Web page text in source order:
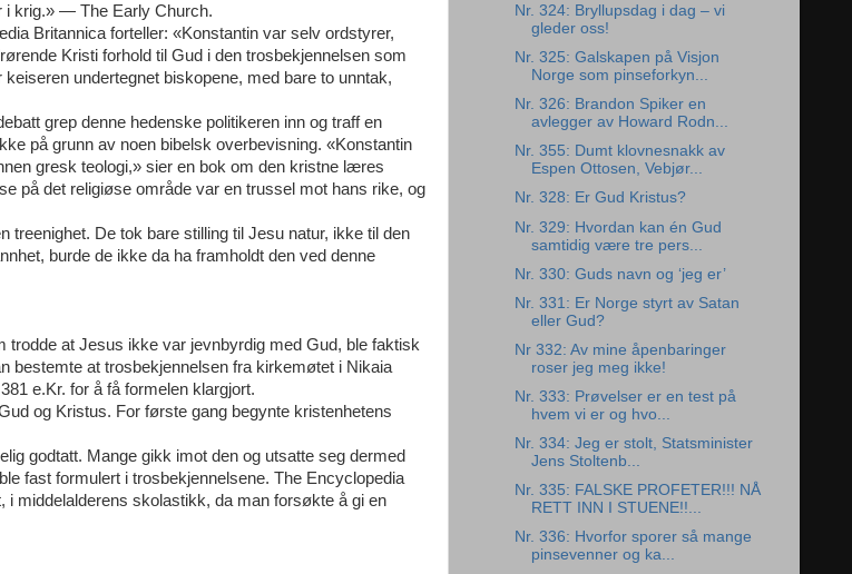
i krig.» — The Early Church.
Britannica forteller: «Konstantin var selv ordstyrer,
Kristi forhold til Gud i den trosbekjennelsen som
undertegnet biskopene, med bare to unntak,
grep denne hedenske politikeren inn og traff en
på grunn av noen bibelsk overbevisning. «Konstantin
gresk teologi,» sier en bok om den kristne læres
på det religiøse område var en trussel mot hans rike, og
De tok bare stilling til Jesu natur, ikke til den
burde de ikke da ha framholdt den ved denne
trodde at Jesus ikke var jevnbyrdig med Gud, ble faktisk
bestemte at trosbekjennelsen fra kirkemøtet i Nikaia
e.Kr. for å få formelen klargjort.
og Kristus. For første gang begynte kristenhetens
godtatt. Mange gikk imot den og utsatte seg dermed
fast formulert i trosbekjennelsene. The Encyclopedia
middelalderens skolastikk, da man forsøkte å gi en
Nr. 324: Bryllupsdag i dag – vi
gleder oss!
Nr. 325: Galskapen på Visjon
Norge som pinseforkyn...
Nr. 326: Brandon Spiker en
avlegger av Howard Rodn...
Nr. 355: Dumt klovnesnakk av
Espen Ottosen, Vebjør...
Nr. 328: Er Gud Kristus?
Nr. 329: Hvordan kan én Gud
samtidig være tre pers...
Nr. 330: Guds navn og ‘jeg er’
Nr. 331: Er Norge styrt av Satan
eller Gud?
Nr 332: Av mine åpenbaringer
roser jeg meg ikke!
Nr. 333: Prøvelser er en test på
hvem vi er og hvo...
Nr. 334: Jeg er stolt, Statsminister
Jens Stoltenb...
Nr. 335: FALSKE PROFETER!!! NÅ
RETT INN I STUENE!!...
Nr. 336: Hvorfor sporer så mange
pinsevenner og ka...